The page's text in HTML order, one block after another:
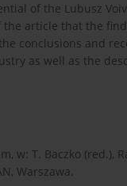
of the Lubusz
article that the
conclusions and
as well as the
w: T. Baczko (red.),
Warszawa.